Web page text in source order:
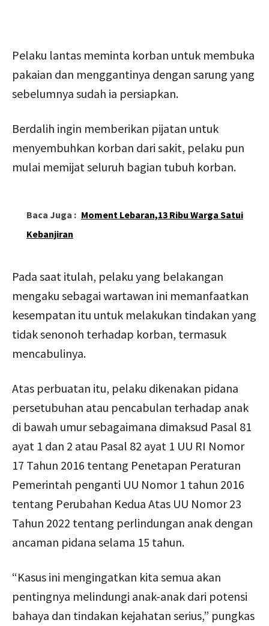
Pelaku lantas meminta korban untuk membuka
pakaian dan menggantinya dengan sarung yang
sebelumnya sudah ia persiapkan.
Berdalih ingin memberikan pijatan untuk
menyembuhkan korban dari sakit, pelaku pun
mulai memijat seluruh bagian tubuh korban.
Baca Juga : Moment Lebaran,13 Ribu Warga Satui
Kebanjiran
Pada saat itulah, pelaku yang belakangan
mengaku sebagai wartawan ini memanfaatkan
kesempatan itu untuk melakukan tindakan yang
tidak senonoh terhadap korban, termasuk
mencabulinya.
Atas perbuatan itu, pelaku dikenakan pidana
persetubuhan atau pencabulan terhadap anak
di bawah umur sebagaimana dimaksud Pasal 81
ayat 1 dan 2 atau Pasal 82 ayat 1 UU RI Nomor
17 Tahun 2016 tentang Penetapan Peraturan
Pemerintah penganti UU Nomor 1 tahun 2016
tentang Perubahan Kedua Atas UU Nomor 23
Tahun 2022 tentang perlindungan anak dengan
ancaman pidana selama 15 tahun.
“Kasus ini mengingatkan kita semua akan
pentingnya melindungi anak-anak dari potensi
bahaya dan tindakan kejahatan serius,” pungkas